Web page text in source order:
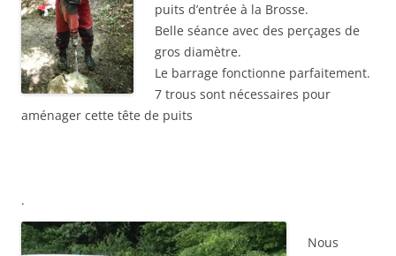
puits d’entrée à la Brosse.
Belle séance avec des perçages de
gros diamètre.
Le barrage fonctionne parfaitement.
7 trous sont nécessaires pour
aménager cette tête de puits
.
Nous